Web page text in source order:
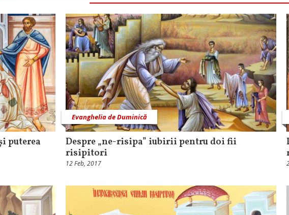
puterea
Evanghelia de Duminică
Despre „ne-risipa” iubirii pentru doi fii
risipitori
12 Feb, 2017